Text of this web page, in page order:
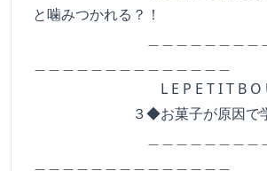
と噛みつかれる？！
L E P E T I T B O U
３◆お菓子が原因で学